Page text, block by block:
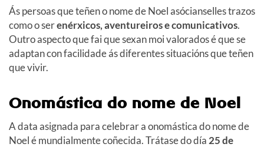
Ás persoas que teñen o nome de Noel asócianselles trazos
como o serenérxicos, aventureiros e comunicativos.
Outro aspecto que fai que sexan moi valorados é que se
adaptan con facilidade ás diferentes situacións que teñen
que vivir.
Onomástica do nome de Noel
A data asignada para celebrar a onomástica do nome de
Noel é mundialmente coñecida. Trátase do día 25 de